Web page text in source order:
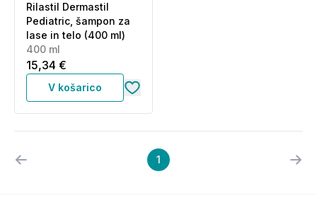
Rilastil Dermastil
Pediatric, šampon za
lase in telo (400 ml)
400 ml
15,34 €
V košarico
1